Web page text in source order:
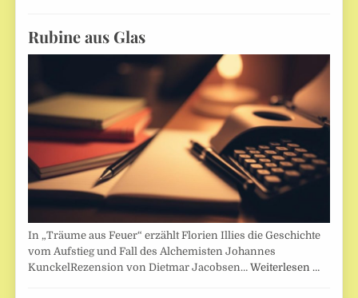
Rubine aus Glas
In „Träume aus Feuer“ erzählt Florien Illies die Geschichte
vom Aufstieg und Fall des Alchemisten Johannes
KunckelRezension von Dietmar Jacobsen…Weiterlesen …